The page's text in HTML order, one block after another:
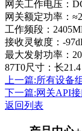
网关工作电压：
网关额定功率：
工作频段：
接收灵敏度：-
最大发射功率：
87T0尺寸：长
上一篇:所有设备
下一篇:网关API
返回列表